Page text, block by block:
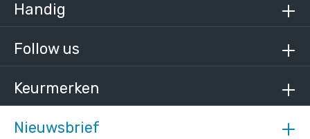
Nieuwsbrief
Follow us
Keurmerken
Handig